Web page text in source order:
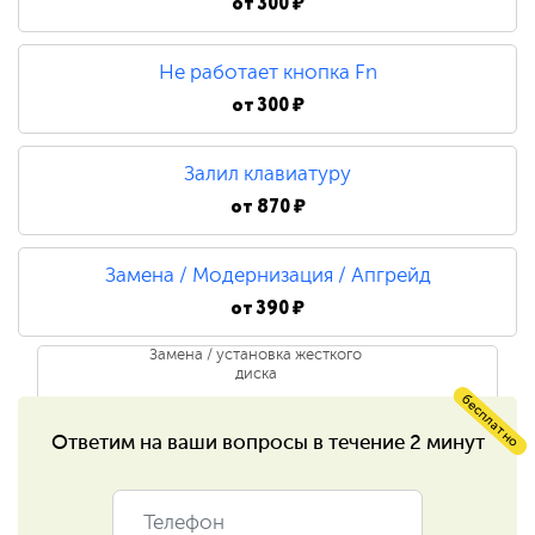
750 ₽
Ремонт лампы подсветки
1 500 ₽
Ремонт цепи питания
1 200 ₽
Не работает кнопка Fn
от300 ₽
Залил клавиатуру
от 870 ₽
Замена / Модернизация / Апгрейд
от390 ₽
Замена / установка жесткого
диска
390 ₽ бесплатно
Ответим на ваши вопросы в течение 2 минут